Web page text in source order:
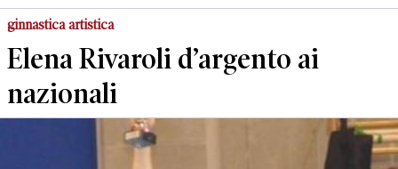
ginnastica artistica
Elena Rivaroli d’argento ai
nazionali